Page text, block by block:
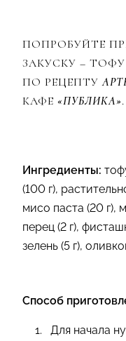
ПОПРОБУЙТЕ
ЗАКУСКУ –
ПО РЕЦЕПТУ
КАФЕ «ПУБЛИКА».
Ингредиенты: т
(100 г), р
мисо паста (20 г), м
перец (2 г), ф
зелень (5 г), о
Способ
Для начала